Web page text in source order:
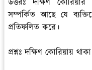
সম্পর্কিত আছে যে
প্রতিফলিত করে।
প্রশ্নঃ দক্ষিণ কোরিয়ায়